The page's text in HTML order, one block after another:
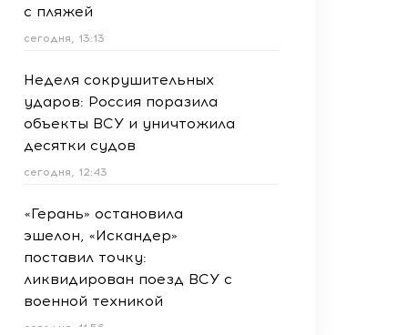
с пляжей
сегодня, 13:13
Неделя сокрушительных
ударов: Россия поразила
объекты ВСУ и уничтожила
десятки судов
сегодня, 12:43
«Герань» остановила
эшелон, «Искандер»
поставил точку:
ликвидирован поезд ВСУ с
военной техникой
сегодня, 11:56